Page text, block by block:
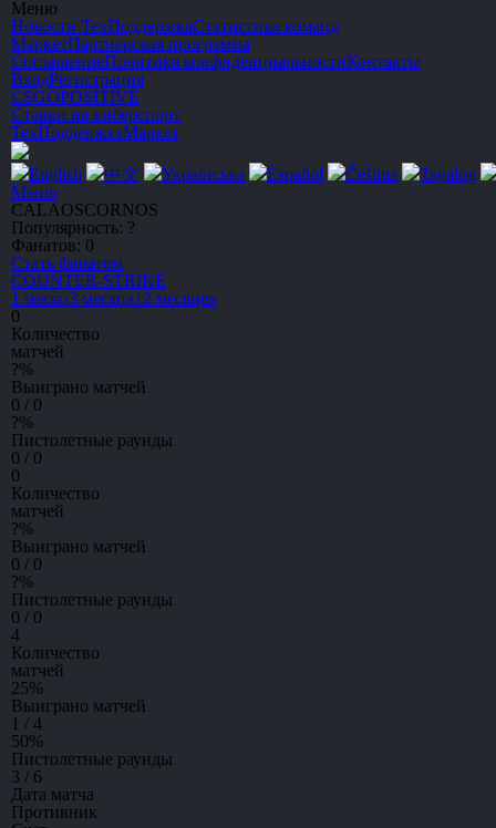
Меню
Новости ТехПоддержкаСтатистика команд
МаркетПартнерская программа
СоглашениеПолитика конфиденциальностиКонтакты
ВходРегистрация
CSGOPOSITIVE
Ставки на киберспорт
ТехПоддержкаМаркет
English 中文 Українська Español Čeština
Tagalog
Меню
CALAOSCORNOS
Популярность: ?
Фанатов: 0
Стать фанатом
COUNTER-STRIKE
1 месяц3 месяца12 месяцев
0
Количество
матчей
?%
Выиграно матчей
0 / 0
?%
Пистолетные раунды
0 / 0
0
Количество
матчей
?%
Выиграно матчей
0 / 0
?%
Пистолетные раунды
0 / 0
4
Количество
матчей
25%
Выиграно матчей
1 / 4
50%
Пистолетные раунды
3 / 6
Дата матча
Противник